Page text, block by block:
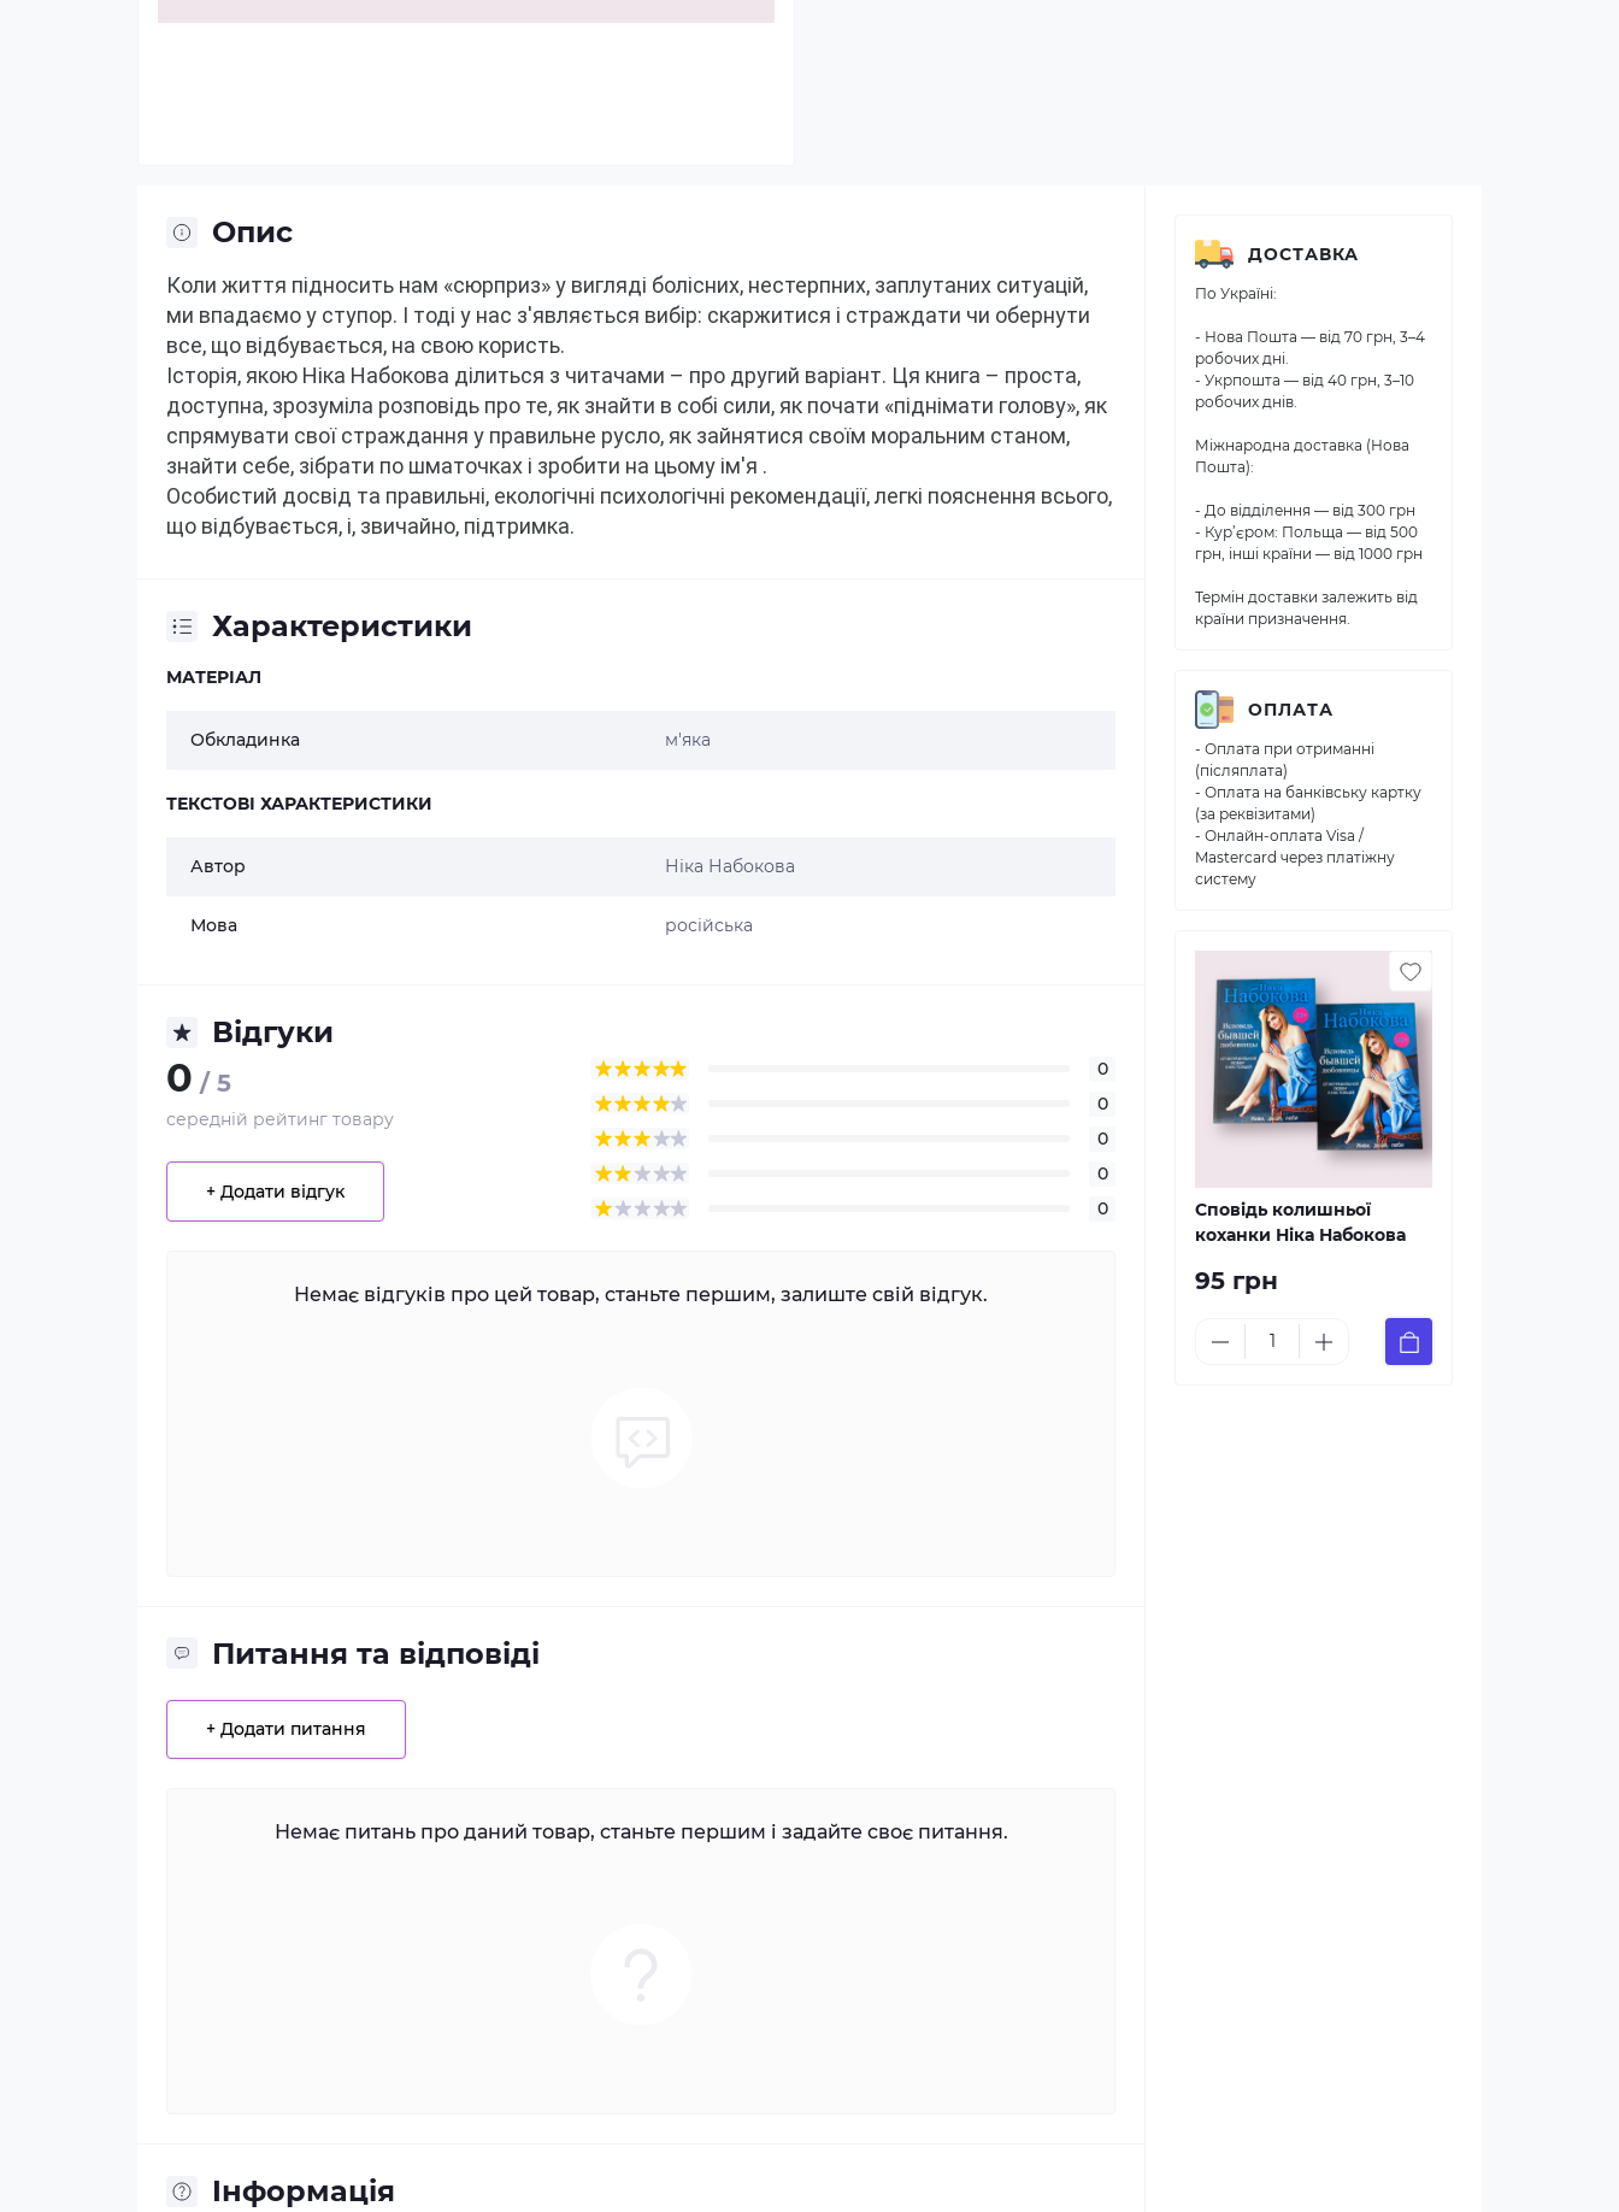
Опис
Коли життя підносить нам «сюрприз» у вигляді болісних, нестерпних, заплутаних ситуацій,
ми впадаємо у ступор. І тоді у нас з'являється вибір: скаржитися і страждати чи обернути
Історія, якою Ніка Набокова ділиться з читачами – про другий варіант. Ця книга – проста,
доступна, зрозуміла розповідь про те, як знайти в собі сили, як почати «піднімати голову», як
спрямувати свої страждання у правильне русло, як зайнятися своїм моральним станом,
знайти себе, зібрати по шматочках і зробити на цьому ім'я
Особистий досвід та правильні, екологічні психологічні рекомендації, легкі пояснення всього,
що відбувається, і, звичайно, підтримка.
Характеристики
МАТЕРІАЛ
Обкладинка м'яка
ТЕКСТОВІ ХАРАКТЕРИСТИКИ
Автор Ніка Набокова
Мова російська
Відгуки
0 / 5
середній рейтинг товару
+ Додати відгук
0
0
0
0
0
Немає відгуків про цей товар, станьте першим, залиште свій відгук.
Питання та відповіді
+ Додати питання
Немає питань про даний товар, станьте першим і задайте своє питання.
Iнформація
ДОСТАВКА
По Україні:
- Нова Пошта — від 70 грн, 3–4
робочих дні.
- Укрпошта — від 40 грн, 3–10
робочих днів.
Міжнародна доставка (Нова
Пошта):
- До відділення — від 300 грн
- Кур’єром: Польща — від 500
грн, інші країни — від 1000 грн
Термін доставки залежить від
країни призначення.
ОПЛАТА
- Оплата при отриманні
(післяплата)
- Оплата на банківську картку
(за реквізитами)
- Онлайн-оплата Visa /
Mastercard через платіжну
систему
Сповідь колишньої
коханки Ніка Набокова
95 грн